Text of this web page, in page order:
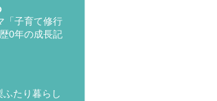
「子育て修行
0年の成長記
たり暮らし